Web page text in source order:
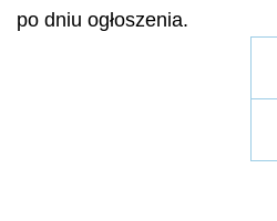
po dniu ogłoszenia.